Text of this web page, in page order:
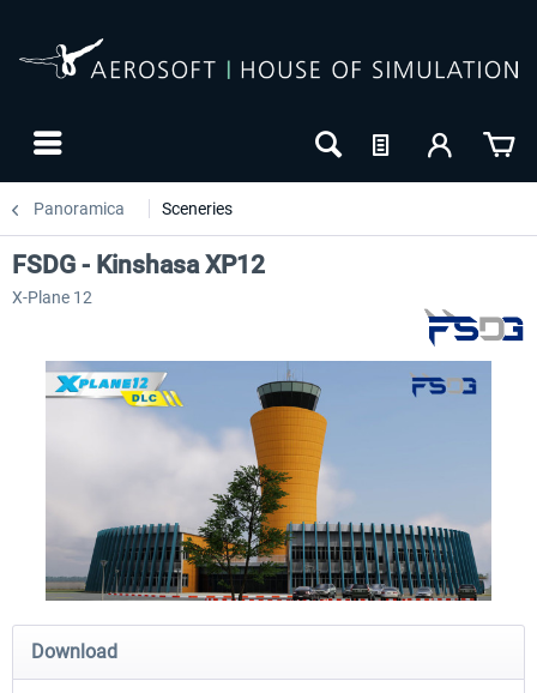
Panoramica Sceneries
Airport Berlin Brandenburg V2 XP Airport Zurich V2.0 XP
FSDG - Kinshasa XP12
X-Plane 12
Download